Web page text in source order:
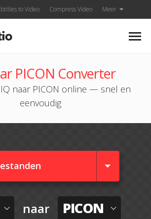
to Video Compress Video Meer
PICON Converter
naar PICON online — snel en
eenvoudig
naar PICON